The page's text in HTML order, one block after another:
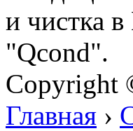
и чистка
"Qcond".
Copyright
Главная ›